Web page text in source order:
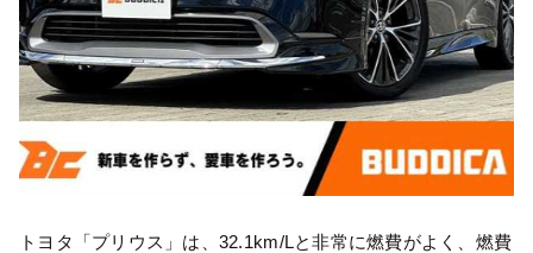
トヨタ「プリウス」は、32.1km/Lと非常に燃費がよく、燃費